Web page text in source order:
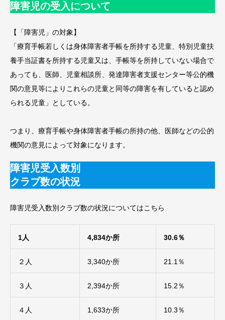
障害児の受入について
【「障害児」の対象】
「療育手帳若しくは身体障害者手帳を所持する児童、特別児童扶
養手当証書を所持する児童又は、手帳等を所持していない場合で
あっても、医師、児童相談所、発達障害者支援センター等公的機
関の意見等によりこれらの児童と同等の障害を有していると認め
られる児童」としている。
つまり、療育手帳や身体障害者手帳の所持の他、医師などの公的
機関の意見によって対象になります。
障害児受入数別
クラブ数の状況
障害児受入数別クラブ数の状況についてはこちら
1人 4,834か所 30.6％
２人 3,340か所 21.1％
３人 2,394か所 15.2％
４人 1,633か所 10.3％